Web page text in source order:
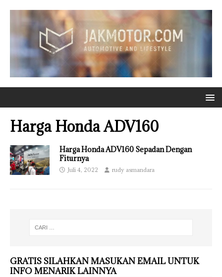
Harga Honda ADV160
Harga Honda ADV160 Sepadan Dengan
Fiturnya
Juli 4, 2022 rudy asmandara
GRATIS SILAHKAN MASUKAN EMAIL UNTUK
INFO MENARIK LAINNYA